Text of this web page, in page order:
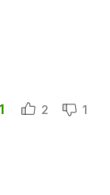
2 1